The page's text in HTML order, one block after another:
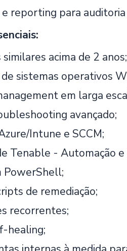
e reporting para
acima de 2 anos;
sistemas operativos
em larga
avançado;
Intune e SCCM;
Tenable - Automação
PowerShell;
de remediação;
recorrentes;
healing;